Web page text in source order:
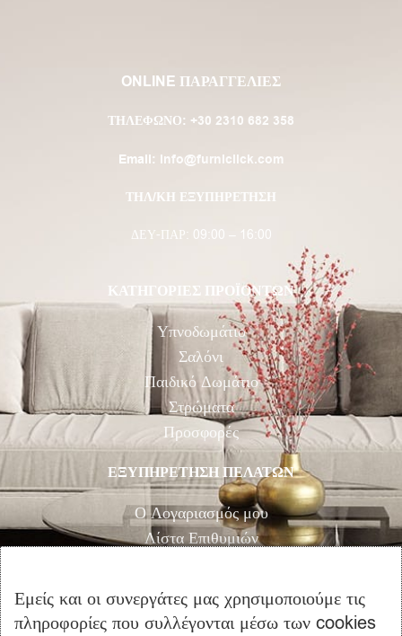
ONLINE ΠΑΡΑΓΓΕΛΙΕΣ
ΤΗΛΈΦΩΝΟ: +30 2310 682 358
Email: info@furniclick.com
ΤΗΛ/ΚΗ ΕΞΥΠΗΡΕΤΗΣΗ
ΔΕΥ-ΠΑΡ: 09:00 – 16:00
ΚΑΤΗΓΟΡΙΕΣ ΠΡΟΪΟΝΤΩΝ
Υπνοδωμάτιο
Σαλόνι
Παιδικό Δωμάτιο
Στρώματα
Προσφορές
ΕΞΥΠΗΡΕΤΗΣΗ ΠΕΛΑΤΩΝ
Ο Λογαριασμός μου
Λίστα Επιθυμιών
Καλάθι Αγορών
Επικοινωνία
Εμείς και οι συνεργάτες μας χρησιμοποιούμε τις
πληροφορίες που συλλέγονται μέσω των cookies